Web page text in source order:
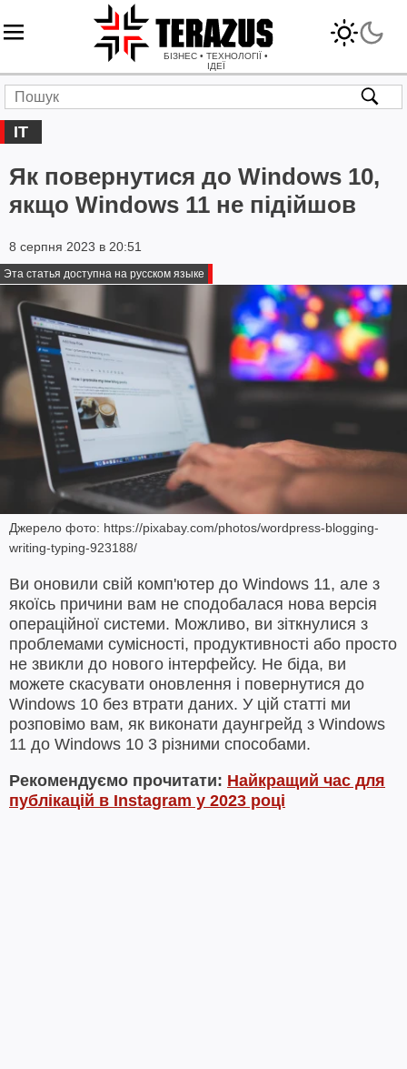
БІЗНЕС • ТЕХНОЛОГІЇ •
ІДЕЇ
IT
Як повернутися до Windows 10,
якщо Windows 11 не підійшов
8 серпня 2023 в 20:51
Эта статья доступна на русском языке
Джерело фото: https://pixabay.com/photos/wordpress-blogging-
writing-typing-923188/
Ви оновили свій комп'ютер до Windows 11, але з
якоїсь причини вам не сподобалася нова версія
операційної системи. Можливо, ви зіткнулися з
проблемами сумісності, продуктивності або просто
не звикли до нового інтерфейсу. Не біда, ви
можете скасувати оновлення і повернутися до
Windows 10 без втрати даних. У цій статті ми
розповімо вам, як виконати даунгрейд з Windows
11 до Windows 10 3 різними способами.
Рекомендуємо прочитати: Найкращий час для
публікацій в Instagram у 2023 році